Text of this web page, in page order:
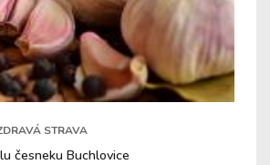
STRAVA
česneku Buchlovice